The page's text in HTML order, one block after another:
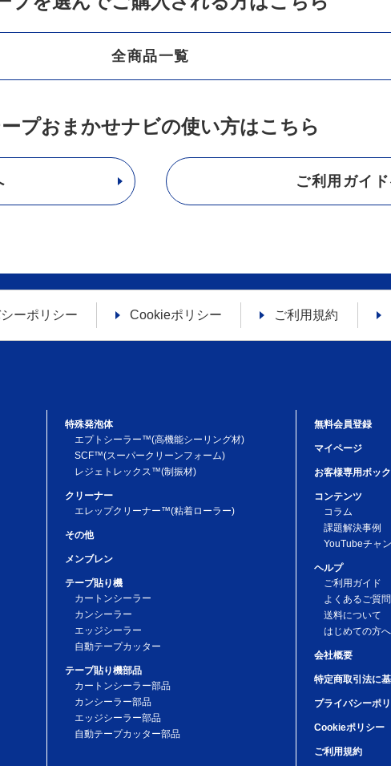
全商品一覧
プおまかせナビの使い方はこちら
ご利用ガイ
ーポリシー Cookieポリシー ご利用規約
特殊発泡体
エプトシーラー™(高機能シーリング材)
SCF™(スーパークリーンフォーム)
レジェトレックス™(制振材)
クリーナー
エレップクリーナー™(粘着ローラー)
その他
メンブレン
テープ貼り機
カートンシーラー
カンシーラー
エッジシーラー
自動テープカッター
テープ貼り機部品
カートンシーラー部品
カンシーラー部品
エッジシーラー部品
自動テープカッター部品
無料会員登録
マイページ
お客様専用ボッ
コンテンツ
コラム
課題解決事例
YouTubeチャ
ヘルプ
ご利用ガイド
よくあるご質問
送料について
はじめての方へ
会社概要
特定商取引法に
プライバシーポ
Cookieポリシー
ご利用規約